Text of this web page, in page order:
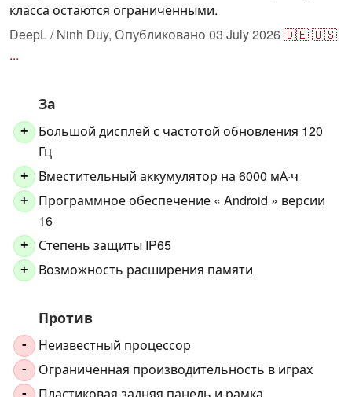
класса остаются ограниченными.
DeepL / Ninh Duy, Опубликовано 03 July 2026🇩🇪🇺🇸
...
За
+
Большой дисплей с частотой обновления 120
Гц
+ Вместительный аккумулятор на 6000 мА·ч
+
Программное обеспечение « Android » версии
16
+ Степень защиты IP65
+ Возможность расширения памяти
Против
- Неизвестный процессор
- Ограниченная производительность в играх